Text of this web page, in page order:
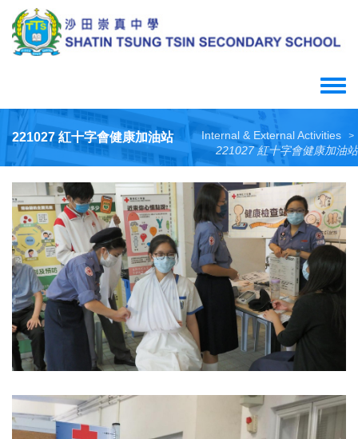
main
content
Toggle
menu
221027 紅十字會健康加油站 Internal & External Activities >
221027 紅十字會健康加油站